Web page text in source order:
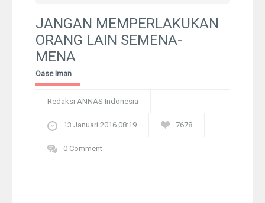
Pelangi
Galeri Foto
JANGAN MEMPERLAKUKAN
ORANG LAIN SEMENA-
MENA
Oase Iman
Redaksi ANNAS Indonesia
13 Januari 2016 08:19 7678
0 Comment